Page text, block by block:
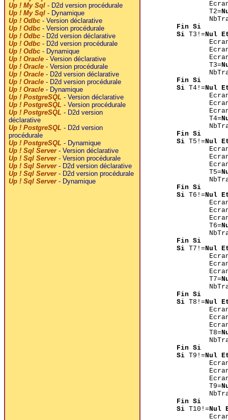
Up ! My Sql- D2d version procédurale
Up ! My Sql- Dynamique
Up ! Odbc- Version déclarative
Up ! Odbc- Version procédurale
Up ! Odbc- D2d version déclarative
Up ! Odbc- D2d version procédurale
Up ! Odbc- Dynamique
Up ! Oracle- Version déclarative
Up ! Oracle- Version procédurale
Up ! Oracle- D2d version déclarative
Up ! Oracle- D2d version procédurale
Up ! Oracle- Dynamique
Up ! PostgreSQL - Version déclarative
Up ! PostgreSQL - Version procédurale
Up ! PostgreSQL - D2d version
déclarative
Up ! PostgreSQL - D2d version
procédurale
Up ! PostgreSQL - Dynamique
Up ! Sql Server- Version déclarative
Up ! Sql Server- Version procédurale
Up ! Sql Server- D2d version déclarative
Up ! Sql Server- D2d version procédurale
Up ! Sql Server- Dynamique
T2=
Fin Si
SiT3!=Nul
T3=
Fin Si
SiT4!=Nul
T4=
Fin Si
SiT5!=Nul
T5=
Fin Si
SiT6!=Nul
T6=
Fin Si
SiT7!=Nul
T7=
Fin Si
SiT8!=Nul
T8=
Fin Si
SiT9!=Nul
T9=
Fin Si
SiT10!=Nul